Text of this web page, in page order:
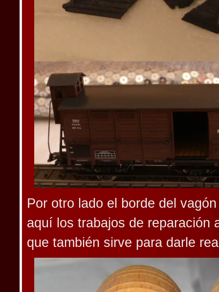
Por otro lado el borde del
aquí los trabajos de
que también sirve para darle